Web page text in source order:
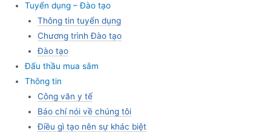
Tuyển dụng – Đào tạo
Thông tin tuyển dụng
Chương trình Đào tạo
Đào tạo
Đấu thầu mua sắm
Thông tin
Công văn y tế
Báo chí nói về chúng tôi
Điều gì tạo nên sự khác biệt